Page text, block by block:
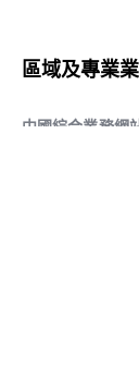
區域及專業
中國綜合業務網